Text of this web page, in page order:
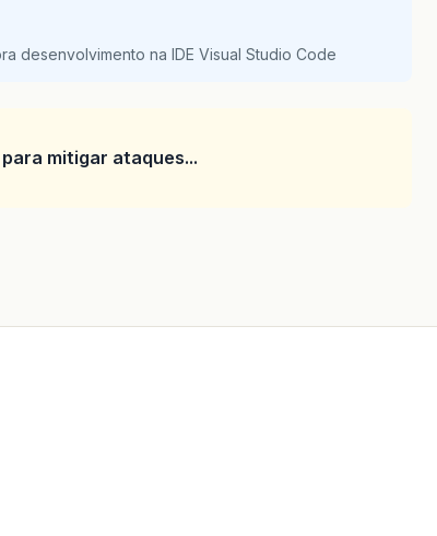
desenvolvimento na IDE Visual Studio Code
mitigar ataques...